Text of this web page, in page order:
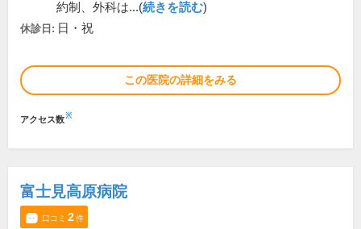
約制、外科は...(続きを読む)
休診日: 日・祝
この医院の詳細をみる
アクセス数※
富士見高原病院
口コミ 2件